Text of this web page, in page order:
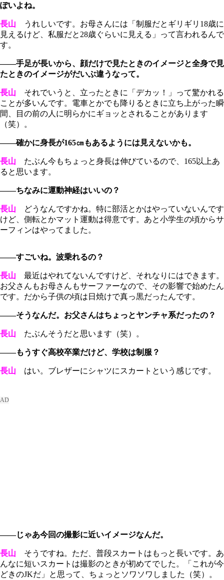
ぽいよね。
長山 うれしいです。お母さんには「制服だとギリギリ18歳に
見えるけど、私服だと28歳ぐらいに見える」って言われるんで
す。
――手足が長いから、顔だけで見たときのイメージと全身で見
たときのイメージがだいぶ違うなって。
長山 それでいうと、立ったときに「デカッ！」って驚かれる
ことが多いんです。電車とかでも降りるときに立ち上がった瞬
間、目の前の人に明らかにギョッとされることがあります
（笑）。
――確かに身長が165㎝もあるようには見えないかも。
長山 たぶん今もちょっと身長は伸びているので、165以上あ
ると思います。
――ちなみに運動神経はいいの？
長山 どうなんですかね。特に部活とかはやっていないんです
けど、側転とかマット運動は得意です。あと小学生の頃からサ
ーフィンはやってました。
――すごいね。波乗れるの？
長山 最近はやれてないんですけど、それなりにはできます。
お父さんもお母さんもサーファーなので、その影響で始めたん
です。だから子供の頃は日焼けで真っ黒だったんです。
――そうなんだ。お父さんはちょっとヤンチャ系だったの？
長山 たぶんそうだと思います（笑）。
――もうすぐ高校卒業だけど、学校は制服？
長山 はい。ブレザーにシャツにスカートという感じです。
――じゃあ今回の撮影に近いイメージなんだ。
長山 そうですね。ただ、普段スカートはもっと長いです。あ
んなに短いスカートは撮影のときが初めてでした。「これが今
どきのJKだ」と思って、ちょっとソワソワしました（笑）。